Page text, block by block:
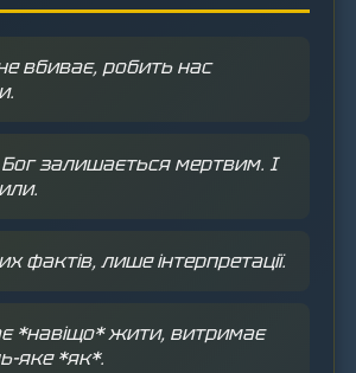
вбиває, робить нас
залишається мертвим. І
фактів, лише інтерпретації.
*навіщо* жити, витримає
яке *як*.